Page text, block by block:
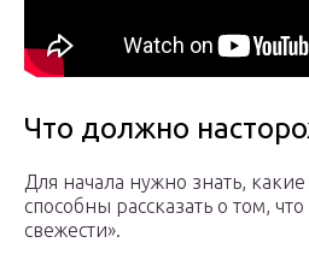
Что должно
Для начала нужно знать,
способны рассказать о том,
свежести».